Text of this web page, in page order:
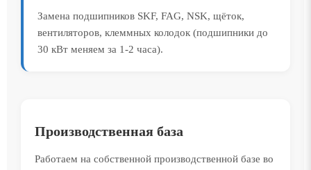
Замена подшипников SKF, FAG, NSK, щёток,
вентиляторов, клеммных колодок (подшипники до
30 кВт меняем за 1-2 часа).
Производственная база
Работаем на собственной производственной базе во